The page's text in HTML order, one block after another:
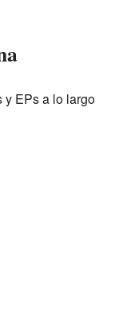
y EPs a lo largo